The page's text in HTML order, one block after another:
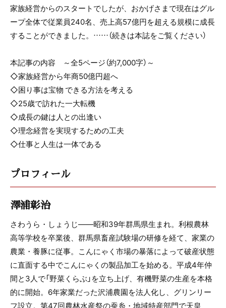
家族経営からのスタートでしたが、おかげさまで現在はグル
ープ全体で従業員240名、売上高57億円を超える規模に成長
することができました。……（続きは本誌をご覧ください）
本記事の内容 ～全5ページ（約7,000字）～
◇家族経営から年商50億円超へ
◇困り事は宝物 できる方法を考える
◇25歳で訪れた一大転機
◇成長の鍵は人との出逢い
◇理念経営を実現するための工夫
◇仕事と人生は一体である
プロフィール
澤浦彰治
さわうら・しょうじ――昭和39年群馬県生まれ。利根農林
高等学校を卒業後、群馬県畜産試験場の研修を経て、家業の
農業・養豚に従事。こんにゃく市場の暴落によって破産状態
に直面する中でこんにゃくの製品加工を始める。平成4年仲
間と3人で「野菜くらぶ」を立ち上げ、有機野菜の生産を本格
的に開始。6年家業だった沢浦農園を法人化し、グリンリー
フ設立。第47回農林水産祭の蚕糸・地域特産部門で天皇